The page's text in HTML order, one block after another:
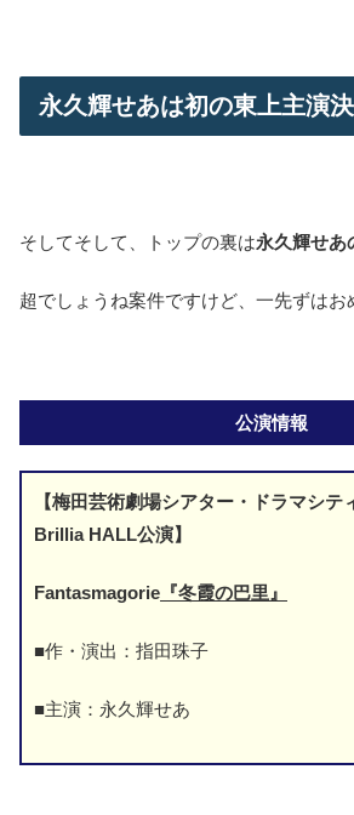
永久輝せあは初の東上主演
そしてそして、トップの裏は永久輝せあ
超でしょうね案件ですけど、一先ずはお
公演情報
【梅田芸術劇場シアター・ドラマシテ
Brillia HALL公演】
Fantasmagorie 『冬霞の巴里』
■作・演出：指田珠子
■主演：永久輝せあ